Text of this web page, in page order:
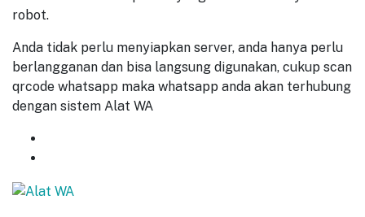
robot.
Anda tidak perlu menyiapkan server, anda hanya perlu
berlangganan dan bisa langsung digunakan, cukup scan
qrcode whatsapp maka whatsapp anda akan terhubung
dengan sistem Alat WA